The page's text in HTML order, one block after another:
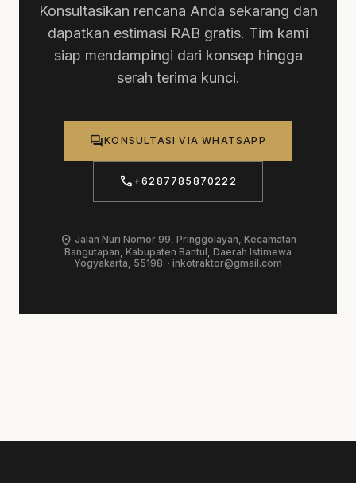
Konsultasikan rencana Anda sekarang dan
dapatkan estimasi RAB gratis. Tim kami
siap mendampingi dari konsep hingga
serah terima kunci.
forumKONSULTASI VIA WHATSAPP
call +6287785870222
location_on Jalan Nuri Nomor 99, Pringgolayan, Kecamatan
Bangutapan, Kabupaten Bantul, Daerah Istimewa
Yogyakarta, 55198. · inkotraktor@gmail.com